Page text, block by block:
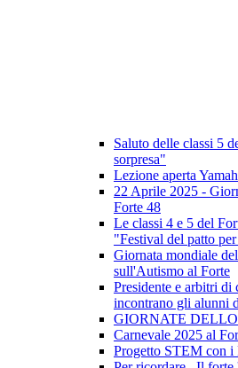
Saluto delle classi 5
sorpresa"
Lezione aperta
22 Aprile 2025 -
Forte 48
Le classi 4 e 5 del
"Festival del patto
Giornata mondiale
sull'Autismo al Forte
Presidente e arbitri di
incontrano gli alunni
GIORNATE
Carnevale 2025 al
Progetto STEM con